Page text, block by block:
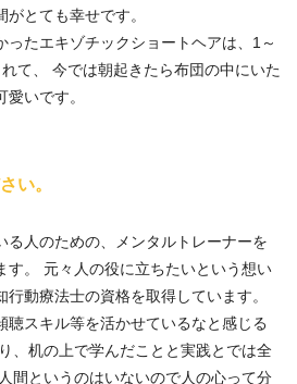
とても幸せです。
ったエキゾチックショートヘアは、1～
て、 今では朝起きたら布団の中にいた
いです。
い。
る人のための、メンタルトレーナーを
す。 元々人の役に立ちたいという想い
動療法士の資格を取得しています。
聴スキル等を活かせているなと感じる
、机の上で学んだことと実践とでは全
間というのはいないので人の心って分